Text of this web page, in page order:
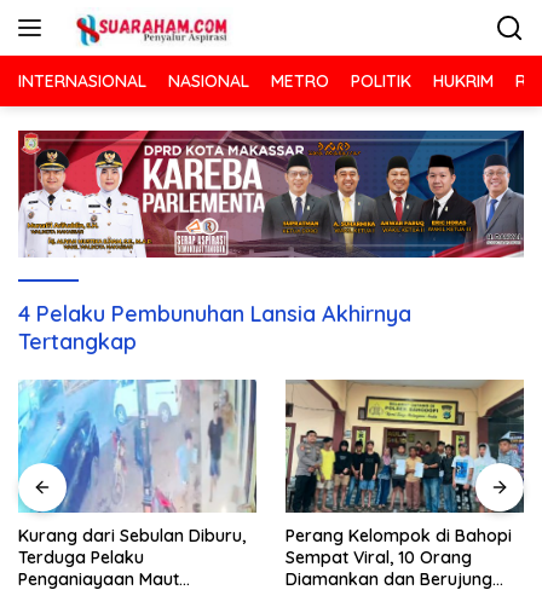
INTERNASIONAL NASIONAL METRO POLITIK HUKRIM
4 Pelaku Pembunuhan Lansia Akhirnya
Tertangkap
Kurang dari Sebulan Diburu,
Terduga Pelaku
Penganiayaan Maut
Perang Kelompok di Bahopi
Sempat Viral, 10 Orang
Diamankan dan Berujung